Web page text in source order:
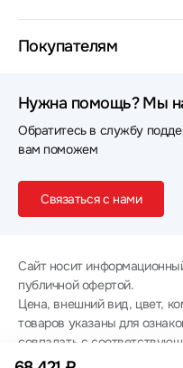
Покупателям
Нужна помощь? Мы
Обратитесь в службу
вам поможем
Связаться с нами
Сайт носит
публичной офертой.
Цена, внешний вид, цвет,
товаров указаны для
совпадать с
товаров - уточняйте